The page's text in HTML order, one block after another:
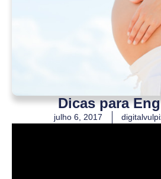
Dicas para
julho 6, 2017